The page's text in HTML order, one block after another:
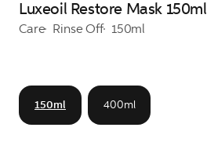
Luxeoil Restore Mask 150ml
Care Rinse Off 150ml
150ml 400ml